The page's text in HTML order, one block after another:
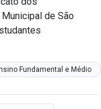
de São
Fundamental e Médio